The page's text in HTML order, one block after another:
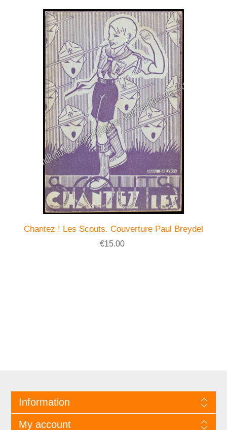
Chantez ! Les Scouts. Couverture Paul Breydel
€15.00
Information
My account